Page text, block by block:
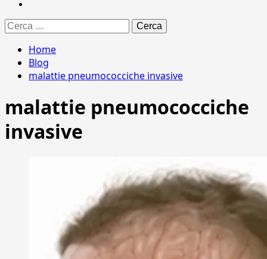
Ricerca
per:
Home
Blog
malattie pneumococciche invasive
malattie pneumococciche
invasive